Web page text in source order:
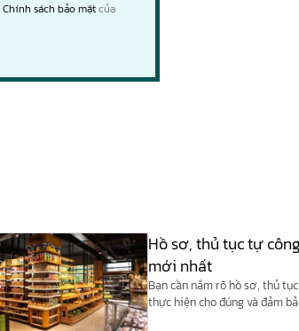
Chính sách bảo mậtcủa
Hồ sơ, thủ tục tự
mới nhất
Bạn cần nắm rõ hồ sơ, thủ
thực hiện cho đúng và đảm